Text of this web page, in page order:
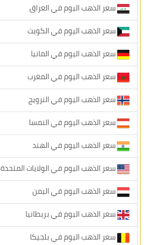
سعر الذهب اليوم في العراق
سعر الذهب اليوم في الكويت
سعر الذهب اليوم في المانيا
سعر الذهب اليوم في المغرب
سعر الذهب اليوم في النرويج
سعر الذهب اليوم في النمسا
سعر الذهب اليوم في الهند
سعر الذهب اليوم في الولايات المتحدة
سعر الذهب اليوم في اليمن
سعر الذهب اليوم في بريطانيا
سعر الذهب اليوم في بلجيكا